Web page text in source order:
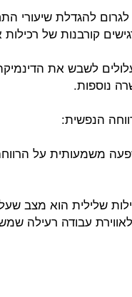
להגדלת שיעורי
קורבנות של רכילות
לשבש את
נוספות.
משמעותית על
שלילית הוא מצב
עבודה רעילה